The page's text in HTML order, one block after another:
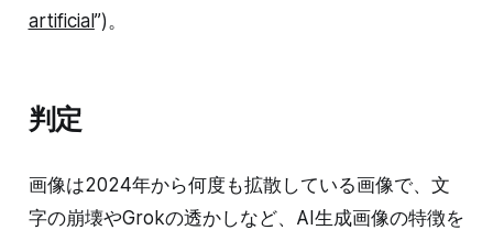
artificial”)。
判定
画像は2024年から何度も拡散している画像で、文
字の崩壊やGrokの透かしなど、AI生成画像の特徴を